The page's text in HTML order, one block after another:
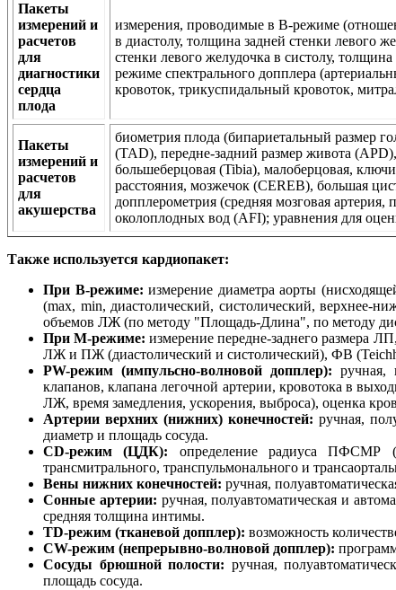
Пакеты
измерений и
расчетов
для
диагностики
сердца
плода
измерения, проводимые в В-режиме
в диастолу, толщина задней стенки левого
стенки левого желудочка в систолу,
режиме спектрального допплера
кровоток, трикуспидальный кровоток,
Пакеты
измерений и
расчетов
для
акушерства
биометрия плода (бипариетальный размер
(TAD), передне-задний размер живота
большеберцовая (Tibia), малоберцовая,
расстояния, мозжечок (CEREB), большая
допплерометрия (средняя мозговая
околоплодных вод (AFI); уравнения для
Также используется кардиопакет:
При B-режиме: измерение диаметра аорты
(max, min, диастолический, систолический,
объемов ЛЖ (по методу "Площадь-Длина", по методу
При М-режиме: измерение передне-заднего размера
ЛЖ и ПЖ (диастолический и систолический), ФВ
PW-режим (импульсно-волновой допплер): ручная,
клапанов, клапана легочной артерии, кровотока в
ЛЖ, время замедления, ускорения, выброса), оценка
Артерии верхних (нижних) конечностей: ручная,
диаметр и площадь сосуда.
CD-режим (ЦДК): определение радиуса ПФСМР
трансмитрального, транспульмонального и
Вены нижних конечностей: ручная,
Сонные артерии: ручная, полуавтоматическая и
средняя толщина интимы.
TD-режим (тканевой допплер): возможность
CW-режим (непрерывно-волновой допплер):
Сосуды брюшной полости: ручная,
площадь сосуда.